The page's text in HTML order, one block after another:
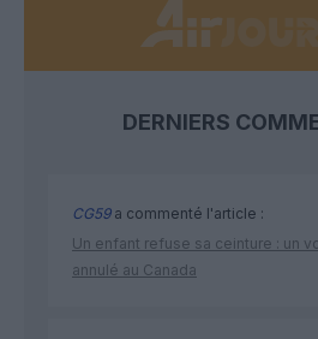
DERNIERS
CG59a commenté l'article :
Un enfant refuse sa ceinture : un
annulé au Canada